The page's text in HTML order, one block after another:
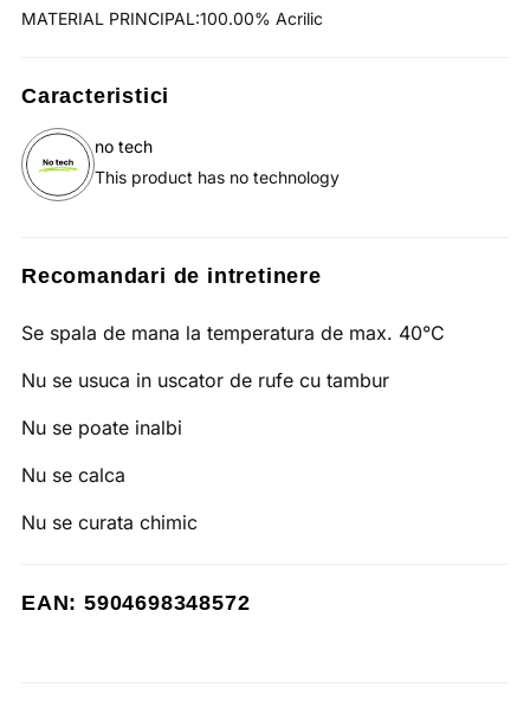
MATERIAL PRINCIPAL:100.00% Acrilic
Caracteristici
no tech
This product has no technology
Recomandari de intretinere
Se spala de mana la temperatura de max. 40°C
Nu se usuca in uscator de rufe cu tambur
Nu se poate inalbi
Nu se calca
Nu se curata chimic
EAN: 5904698348572